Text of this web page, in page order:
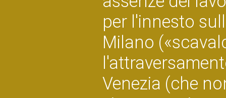
per l'innesto
Milano
Venezia (che